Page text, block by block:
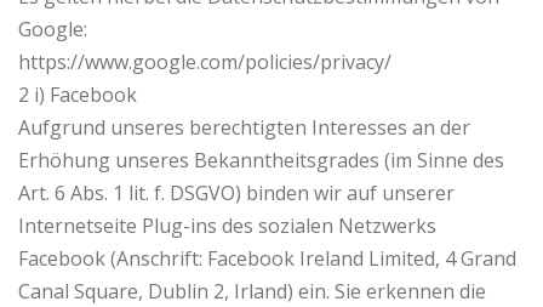
Google:
https://www.google.com/policies/privacy/
2 i) Facebook
Aufgrund unseres berechtigten Interesses an der
Erhöhung unseres Bekanntheitsgrades (im Sinne des
Art. 6 Abs. 1 lit. f. DSGVO) binden wir auf unserer
Internetseite Plug-ins des sozialen Netzwerks
Facebook (Anschrift: Facebook Ireland Limited, 4 Grand
Canal Square, Dublin 2, Irland) ein. Sie erkennen die